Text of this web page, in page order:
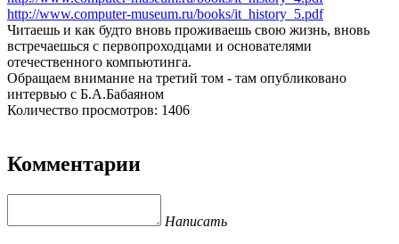
http://www.computer-museum.ru/books/it_history_5.pdf
Читаешь и как будто вновь проживаешь свою жизнь, вновь
встречаешься с первопроходцами и основателями
отечественного компьютинга.
Обращаем внимание на третий том - там опубликовано
интервью с Б.А.Бабаяном
Количество просмотров: 1406
Комментарии
Написать